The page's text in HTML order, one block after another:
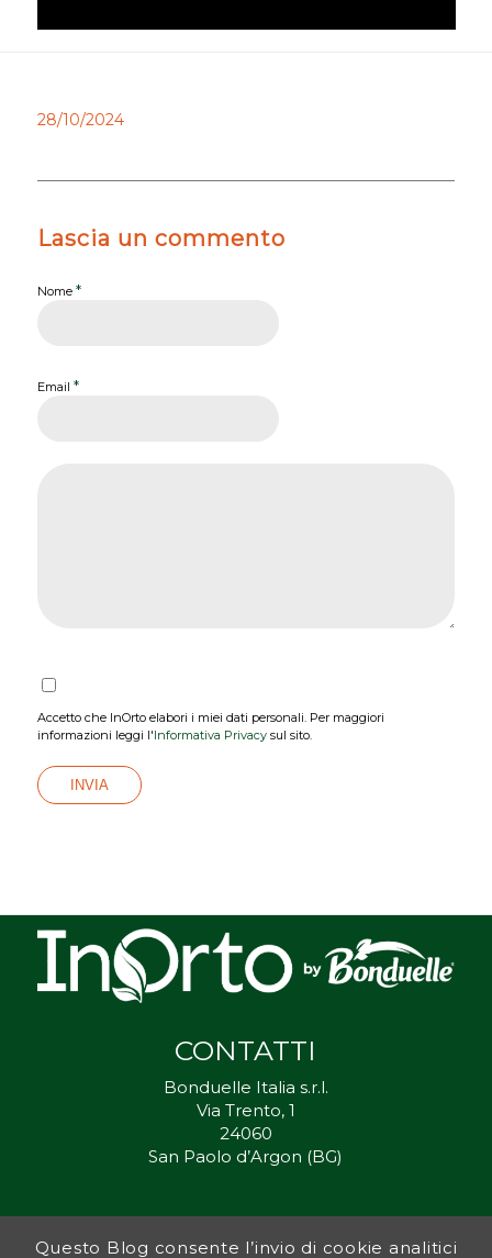
28/10/2024
Lascia un commento
Nome *
Email *
Accetto che InOrto elabori i miei dati personali. Per maggiori
informazioni leggi l'Informativa Privacysul sito.
CONTATTI
Bonduelle Italia s.r.l.
Via Trento, 1
24060
San Paolo d’Argon (BG)
Inorto.org è dal 2011 il punto di riferimento per gli ortisti italiani, e
Questo Blog consente l’invio di cookie analitici